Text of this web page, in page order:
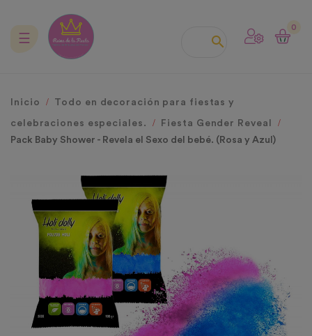

0
Navegación
☰
Inicio Todo en decoración para fiestas y
celebraciones especiales.
Fiesta Gender Reveal
Pack Baby Shower - Revela el Sexo del bebé. (Rosa y Azul)